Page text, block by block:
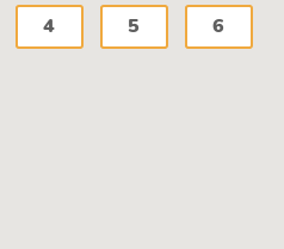
4 5 6